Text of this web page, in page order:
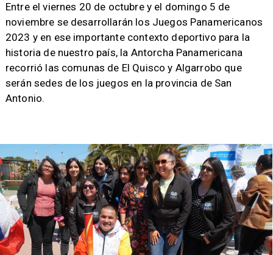
​Entre el viernes 20 de octubre y el domingo 5 de
noviembre se desarrollarán los Juegos Panamericanos
2023 y en ese importante contexto deportivo para la
historia de nuestro país, la Antorcha Panamericana
recorrió las comunas de El Quisco y Algarrobo que
serán sedes de los juegos en la provincia de San
Antonio.